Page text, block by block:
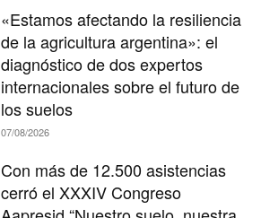
«Estamos afectando la resiliencia
de la agricultura argentina»: el
diagnóstico de dos expertos
internacionales sobre el futuro de
los suelos
07/08/2026
Con más de 12.500 asistencias
cerró el XXXIV Congreso